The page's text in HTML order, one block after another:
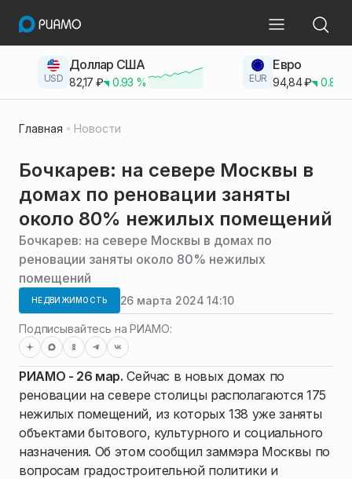
USD
Доллар США
82,17 ₽ 0.93 % EUR
Евро
94,84₽ 0.83
Главная Новости
Бочкарев: на севере Москвы в
домах по реновации заняты
около 80% нежилых помещений
Бочкарев: на севере Москвы в домах по
реновации заняты около 80% нежилых
помещений
НЕДВИЖИМОСТЬ 26 марта 2024 14:10
Подписывайтесь на РИАМО:
РИАМО - 26 мар. Сейчас в новых домах по
реновации на севере столицы располагаются 175
нежилых помещений, из которых 138 уже заняты
объектами бытового, культурного и социального
назначения. Об этом сообщил заммэра Москвы по
вопросам градостроительной политики и